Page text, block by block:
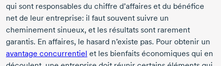
qui sont responsables du chiffre d’affaires et du bénéfice
net de leur entreprise: il faut souvent suivre un
cheminement sinueux, et les résultats sont rarement
garantis. En affaires, le hasard n’existe pas. Pour obtenir un
avantage concurrentiel et les bienfaits économiques qui en